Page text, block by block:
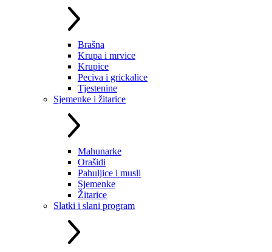
Brašna
Krupa i mrvice
Krupice
Peciva i grickalice
Tjestenine
Sjemenke i žitarice
Mahunarke
Orašidi
Pahuljice i musli
Sjemenke
Žitarice
Slatki i slani program